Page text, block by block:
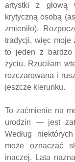
artystki z głową
krytyczną osobą
zmieniło).
tradycji, więc moje
to jeden z bardzo
życiu. Rzuciłam
rozczarowana i
jeszcze kierunku.
To zaćmienie na
urodzin — jest
Według
może oznaczać
inaczej. Lata